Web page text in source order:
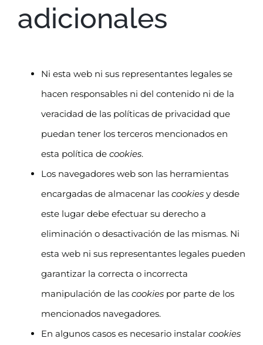
adicionales
Ni esta web ni sus representantes legales se
hacen responsables ni del contenido ni de la
veracidad de las políticas de privacidad que
puedan tener los terceros mencionados en
esta política de cookies.
Los navegadores web son las herramientas
encargadas de almacenar las cookies y desde
este lugar debe efectuar su derecho a
eliminación o desactivación de las mismas. Ni
esta web ni sus representantes legales pueden
garantizar la correcta o incorrecta
manipulación de las cookies por parte de los
mencionados navegadores.
En algunos casos es necesario instalar cookies